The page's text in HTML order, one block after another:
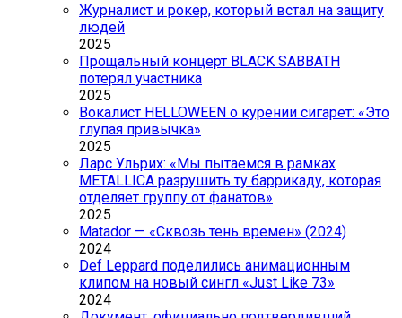
Журналист и рокер, который встал на защиту
людей
2025
Прощальный концерт BLACK SABBATH
потерял участника
2025
Вокалист HELLOWEEN о курении сигарет: «Это
глупая привычка»
2025
Ларс Ульрих: «Мы пытаемся в рамках
METALLICA разрушить ту баррикаду, которая
отделяет группу от фанатов»
2025
Matador — «Сквозь тень времен» (2024)
2024
Def Leppard поделились анимационным
клипом на новый сингл «Just Like 73»
2024